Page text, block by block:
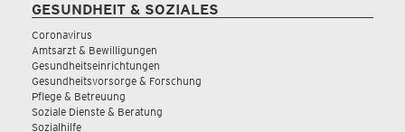
GESUNDHEIT & SOZIALES
Coronavirus
Amtsarzt & Bewilligungen
Gesundheitseinrichtungen
Gesundheitsvorsorge & Forschung
Pflege & Betreuung
Soziale Dienste & Beratung
Sozialhilfe